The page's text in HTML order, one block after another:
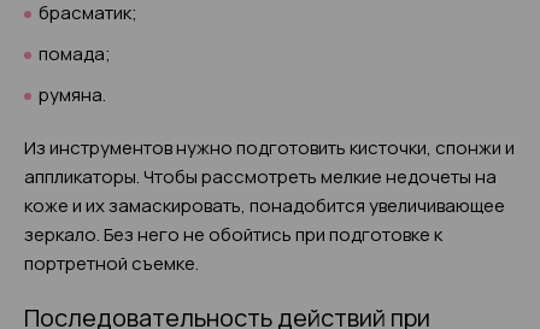
брасматик;
помада;
румяна.
Из инструментов нужно подготовить кисточки, спонжи и
аппликаторы. Чтобы рассмотреть мелкие недочеты на
коже и их замаскировать, понадобится увеличивающее
зеркало. Без него не обойтись при подготовке к
портретной съемке.
Последовательность действий при